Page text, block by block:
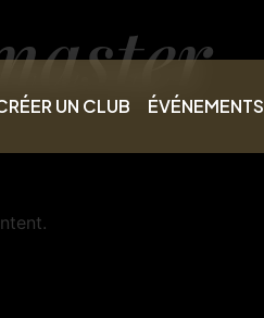
UN CLUB ÉVÉNEMENTS